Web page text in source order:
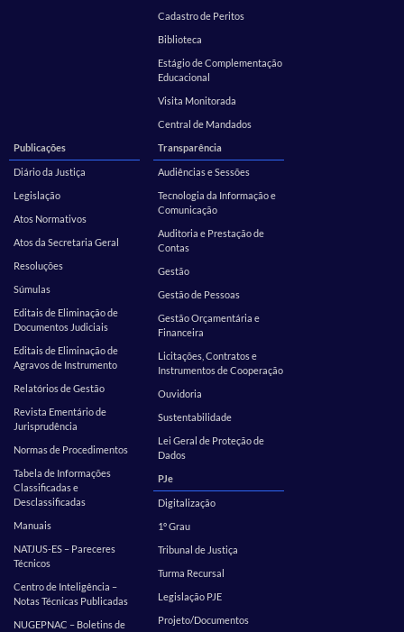
Cadastro de Peritos
Biblioteca
Estágio de Complementação
Educacional
Visita Monitorada
Central de Mandados
Publicações
Diário da Justiça
Legislação
Atos Normativos
Atos da Secretaria Geral
Resoluções
Súmulas
Editais de Eliminação de
Documentos Judiciais
Editais de Eliminação de
Agravos de Instrumento
Relatórios de Gestão
Revista Ementário de
Jurisprudência
Normas de Procedimentos
Tabela de Informações
Classificadas e
Desclassificadas
Manuais
NATJUS-ES – Pareceres
Técnicos
Centro de Inteligência –
Notas Técnicas Publicadas
NUGEPNAC – Boletins de
Transparência
Audiências e Sessões
Tecnologia da Informação e
Comunicação
Auditoria e Prestação de
Contas
Gestão
Gestão de Pessoas
Gestão Orçamentária e
Financeira
Licitações, Contratos e
Instrumentos de Cooperação
Ouvidoria
Sustentabilidade
Lei Geral de Proteção de
Dados
PJe
Digitalização
1º Grau
Tribunal de Justiça
Turma Recursal
Legislação PJE
Projeto/Documentos